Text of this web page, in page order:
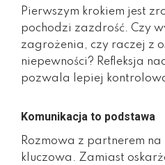
Pierwszym krokiem jest
pochodzi zazdrość. Czy
zagrożenia, czy raczej z
niepewności? Refleksja
pozwala lepiej
Komunikacja to podstawa
Rozmowa z partnerem na
kluczowa. Zamiast